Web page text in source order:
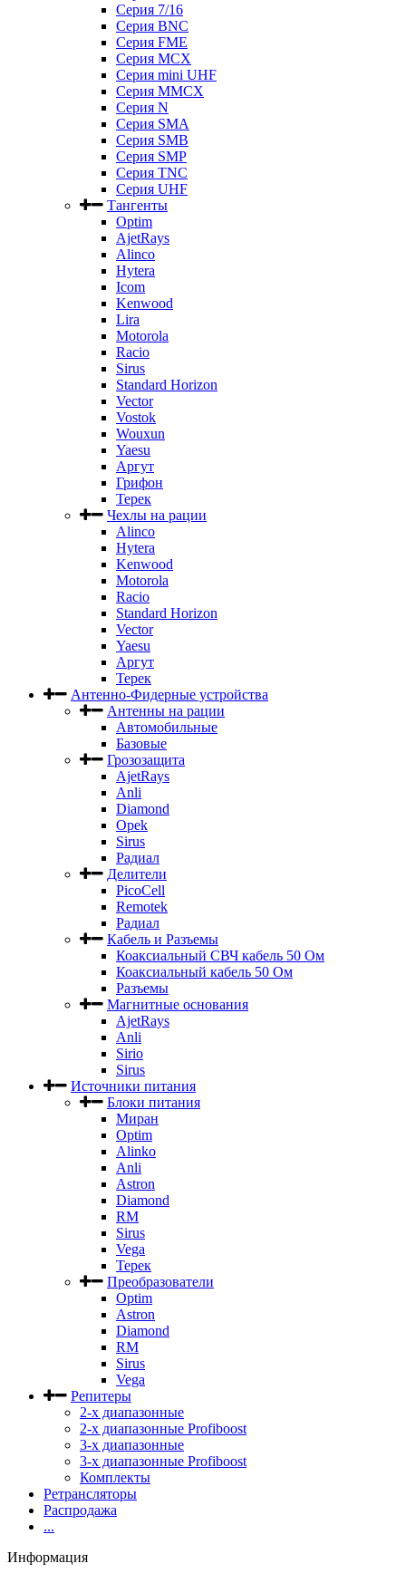
Серия 7/16
Серия BNC
Серия FME
Серия MCX
Серия mini UHF
Серия MMCX
Серия N
Серия SMA
Серия SMB
Серия SMP
Серия TNC
Серия UHF
Тангенты
Optim
AjetRays
Alinco
Hytera
Icom
Kenwood
Lira
Motorola
Racio
Sirus
Standard Horizon
Vector
Vostok
Wouxun
Yaesu
Аргут
Грифон
Терек
Чехлы на рации
Alinco
Hytera
Kenwood
Motorola
Racio
Standard Horizon
Vector
Yaesu
Аргут
Терек
Антенно-Фидерные устройства
Антенны на рации
Автомобильные
Базовые
Грозозащита
AjetRays
Anli
Diamond
Opek
Sirus
Радиал
Делители
PicoCell
Remotek
Радиал
Кабель и Разъемы
Коаксиальный СВЧ кабель 50 Ом
Коаксиальный кабель 50 Ом
Разъемы
Магнитные основания
AjetRays
Anli
Sirio
Sirus
Источники питания
Блоки питания
Миран
Optim
Alinko
Anli
Astron
Diamond
RM
Sirus
Vega
Терек
Преобразователи
Optim
Astron
Diamond
RM
Sirus
Vega
Репитеры
2-х диапазонные
2-х диапазонные Profiboost
3-х диапазонные
3-х диапазонные Profiboost
Комплекты
Ретрансляторы
Распродажа
...
Информация